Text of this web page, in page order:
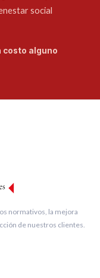
social
costo alguno
normativos, la mejora
de nuestros clientes.